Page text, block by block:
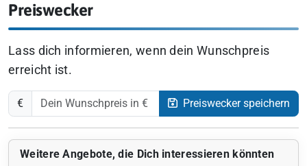
Preiswecker
Lass dich informieren, wenn dein Wunschpreis
erreicht ist.
€ Preiswecker speichern
Weitere Angebote, die Dich interessieren könnten